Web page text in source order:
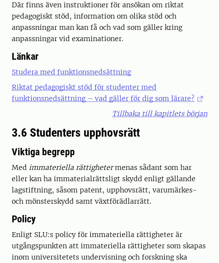
Där finns även instruktioner för ansökan om riktat
pedagogiskt stöd, information om olika stöd och
anpassningar man kan få och vad som gäller kring
anpassningar vid examinationer.
Länkar
Studera med funktionsnedsättning
Riktat pedagogiskt stöd för studenter med
funktionsnedsättning – vad gäller för dig som lärare?
Tillbaka till kapitlets början
3.6 Studenters upphovsrätt
Viktiga begrepp
Med immateriella rättighetermenas sådant som har
eller kan ha immaterialrättsligt skydd enligt gällande
lagstiftning, såsom patent, upphovsrätt, varumärkes-
och mönsterskydd samt växtförädlarrätt.
Policy
Enligt SLU:s policy för immateriella rättigheter är
utgångspunkten att immateriella rättigheter som skapas
inom universitetets undervisning och forskning ska